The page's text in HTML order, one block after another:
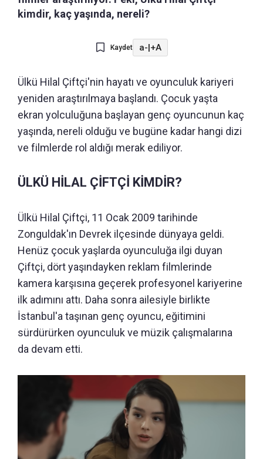
kimdir, kaç yaşında, nereli?
Kaydet a-|+A
Ülkü Hilal Çiftçi'nin hayatı ve oyunculuk kariyeri
yeniden araştırılmaya başlandı. Çocuk yaşta
ekran yolculuğuna başlayan genç oyuncunun kaç
yaşında, nereli olduğu ve bugüne kadar hangi dizi
ve filmlerde rol aldığı merak ediliyor.
ÜLKÜ HİLAL ÇİFTÇİ KİMDİR?
Ülkü Hilal Çiftçi, 11 Ocak 2009 tarihinde
Zonguldak'ın Devrek ilçesinde dünyaya geldi.
Henüz çocuk yaşlarda oyunculuğa ilgi duyan
Çiftçi, dört yaşındayken reklam filmlerinde
kamera karşısına geçerek profesyonel kariyerine
ilk adımını attı. Daha sonra ailesiyle birlikte
İstanbul'a taşınan genç oyuncu, eğitimini
sürdürürken oyunculuk ve müzik çalışmalarına
da devam etti.